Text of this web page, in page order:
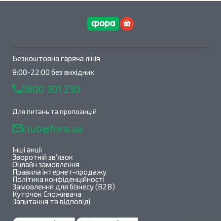
Безкоштовна гаряча лінія
8:00-22:00 без вихідних
0800 301 230
Для питань та пропозицій
club@fora.ua
Інші акції
Зворотній зв'язок
Онлайн замовлення
Правила інтернет-продажу
Політика конфіденційності
Замовлення для бізнесу (B2B)
Куточок Споживача
Запитання та відповіді